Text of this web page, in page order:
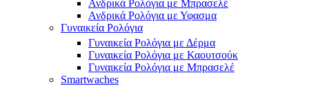
Ανδρικά Ρολόγια με Μπρασελέ
Ανδρικά Ρολόγια με Υφασμα
Γυναικεία Ρολόγια
Γυναικεία Ρολόγια με Δέρμα
Γυναικεία Ρολόγια με Καουτσούκ
Γυναικεία Ρολόγια με Μπρασελέ
Smartwaches